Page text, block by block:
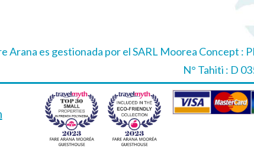
Arana es gestionada por el SARL Moorea Concept
N° Tahiti : D